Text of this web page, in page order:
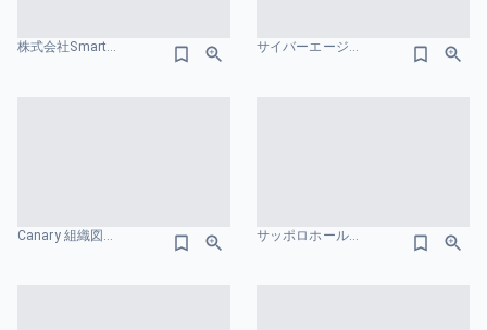
株式会社SmartHR_会社紹介資料 社員数のスライドデザイン サイバーエージェント 組織図のスライドデザイン
Canary 組織図のスライドデザイン サッポロホールディングス株式会社-統合報告書 成長戦略のスライドデザイン